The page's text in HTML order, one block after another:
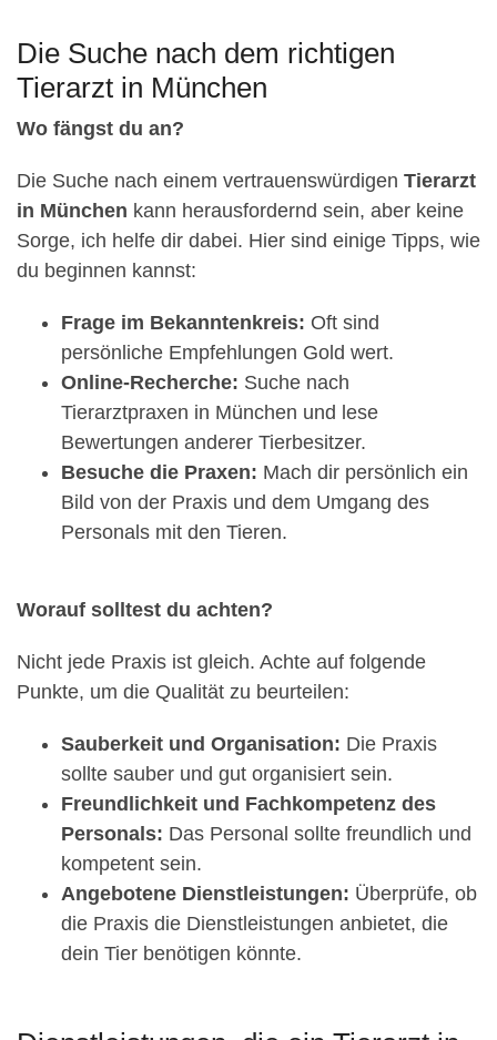
Die Suche nach dem richtigen
Tierarzt in München
Wo fängst du an?
Die Suche nach einem vertrauenswürdigen Tierarzt
in München kann herausfordernd sein, aber keine
Sorge, ich helfe dir dabei. Hier sind einige Tipps, wie
du beginnen kannst:
Frage im Bekanntenkreis: Oft sind
persönliche Empfehlungen Gold wert.
Online-Recherche: Suche nach
Tierarztpraxen in München und lese
Bewertungen anderer Tierbesitzer.
Besuche die Praxen: Mach dir persönlich ein
Bild von der Praxis und dem Umgang des
Personals mit den Tieren.
Worauf solltest du achten?
Nicht jede Praxis ist gleich. Achte auf folgende
Punkte, um die Qualität zu beurteilen:
Sauberkeit und Organisation: Die Praxis
sollte sauber und gut organisiert sein.
Freundlichkeit und Fachkompetenz des
Personals: Das Personal sollte freundlich und
kompetent sein.
Angebotene Dienstleistungen: Überprüfe, ob
die Praxis die Dienstleistungen anbietet, die
dein Tier benötigen könnte.